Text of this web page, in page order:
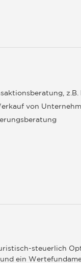
z.B.
von
steuerlich
ein